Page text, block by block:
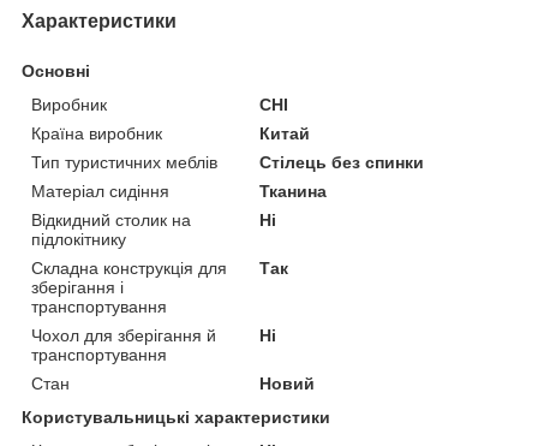
Характеристики
Основні
Виробник
CHI
Країна виробник
Китай
Тип туристичних меблів
Стілець без спинки
Матеріал сидіння
Тканина
Відкидний столик на
підлокітнику
Ні
Складна конструкція для
зберігання і
транспортування
Так
Чохол для зберігання й
транспортування
Ні
Стан
Новий
Користувальницькі характеристики